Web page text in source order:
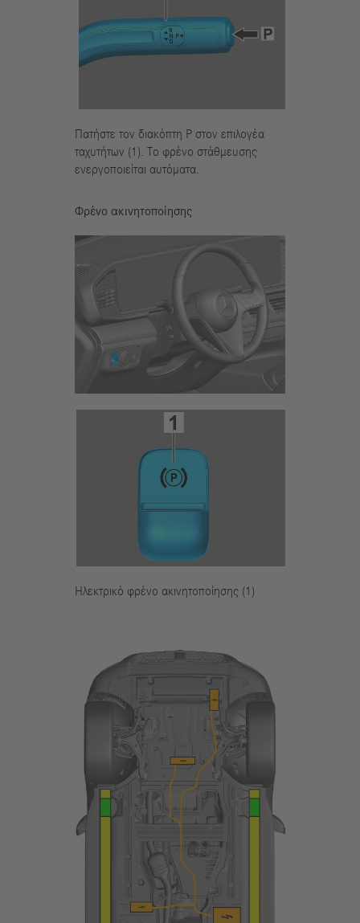
Πατήστε τον διακόπτη P στον επιλογέα
ταχυτήτων (1). Το φρένο στάθμευσης
ενεργοποιείται αυτόματα.
Φρένο ακινητοποίησης
Ηλεκτρικό φρένο ακινητοποίησης (1)